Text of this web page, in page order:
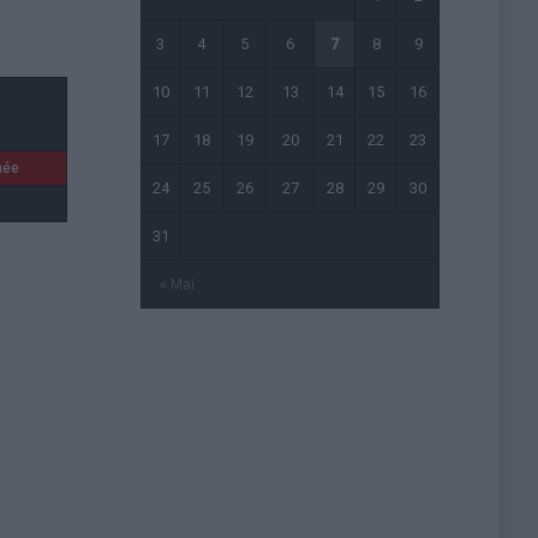
« Mai
3 4 5 6 7 8 9
10 11 12 13 14 15 16
17 18 19 20 21 22 23
24 25 26 27 28 29 30
31